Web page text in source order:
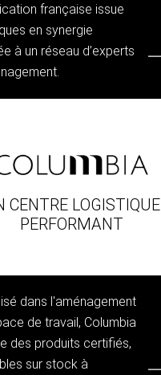
française issue
en synergie
à un réseau d’experts
CENTRE LOGISTIQUE
PERFORMANT
dans l'aménagement
de travail, Columbia
des produits certifiés,
sur stock à